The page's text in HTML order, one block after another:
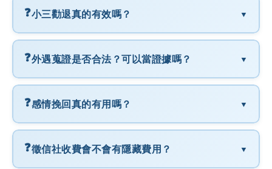
❓小三勸退真的有效嗎？ ▼
❓外遇蒐證是否合法？可以當證據嗎？ ▼
❓感情挽回真的有用嗎？ ▼
❓徵信社收費會不會有隱藏費用？ ▼